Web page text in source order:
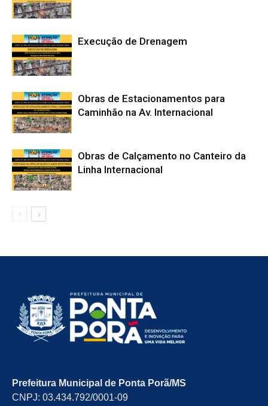
Execução de Drenagem
Obras de Estacionamentos para
Caminhão na Av. Internacional
Obras de Calçamento no Canteiro da
Linha Internacional
Prefeitura Municipal de Ponta Porã/MS
CNPJ: 03.434.792/0001-09